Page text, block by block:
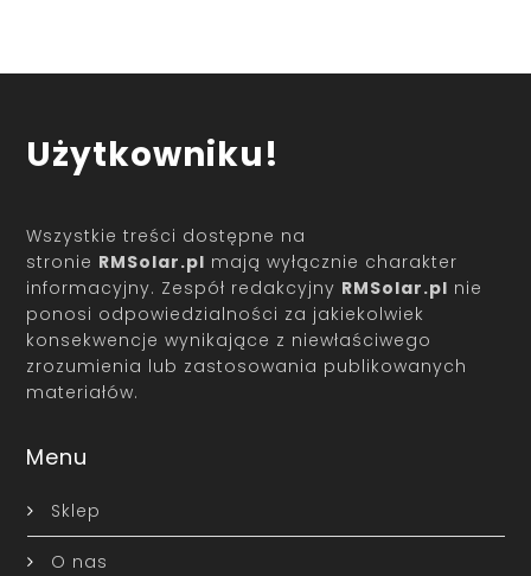
Użytkowniku!
Wszystkie treści dostępne na
stronie RMSolar.pl mają wyłącznie charakter
informacyjny. Zespół redakcyjny RMSolar.pl nie
ponosi odpowiedzialności za jakiekolwiek
konsekwencje wynikające z niewłaściwego
zrozumienia lub zastosowania publikowanych
materiałów.
Menu
Sklep
O nas